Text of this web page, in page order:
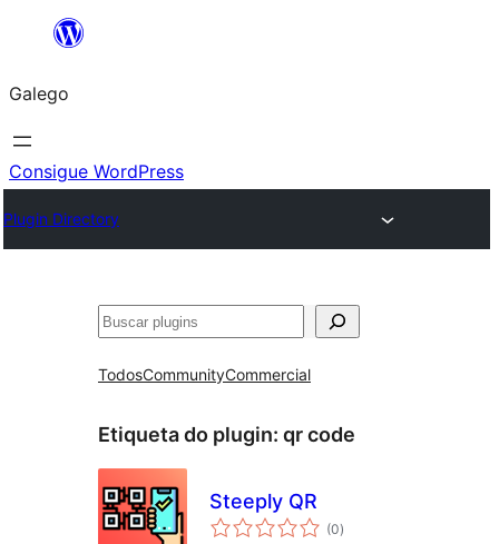
Saltar
contido
Galego
Consigue WordPress
Plugin Directory
Buscar
TodosCommunityCommercial
Etiqueta do plugin: qr code
Steeply QR
(0valoracións
totais
)